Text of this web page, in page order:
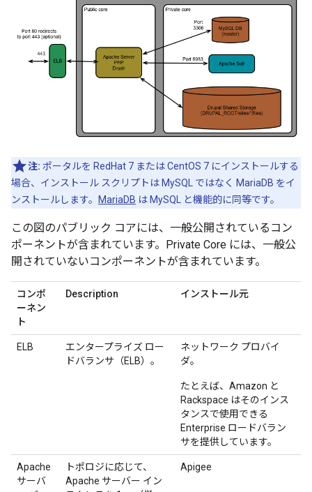
注: ポータルを RedHat 7 または CentOS 7 にインストールする
場合、インストール スクリプトは MySQL ではなく MariaDB をイ
ンストールします。 MariaDB は MySQL と機能的に同等です。
この図のパブリック コアには、一般公開されているコン
ポーネントが含まれています。Private Core には、一般公
開されていないコンポーネントが含まれています。
コンポ
ーネン
ト
Description インストール元
ELB
エンタープライズ ロー
ドバランサ（ELB）。
ネットワーク プロバイ
ダ。
たとえば、Amazon と
Rackspace はそのインス
タンスで使用できる
Enterprise ロードバラン
サを提供しています。
Apache
サーバ
トポロジに応じて、
Apache サーバー イン
Apigee